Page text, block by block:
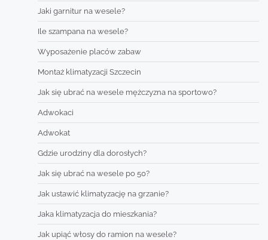
Jaki garnitur na wesele?
Ile szampana na wesele?
Wyposażenie placów zabaw
Montaż klimatyzacji Szczecin
Jak się ubrać na wesele mężczyzna na sportowo?
Adwokaci
Adwokat
Gdzie urodziny dla dorosłych?
Jak się ubrać na wesele po 50?
Jak ustawić klimatyzację na grzanie?
Jaka klimatyzacja do mieszkania?
Jak upiąć włosy do ramion na wesele?